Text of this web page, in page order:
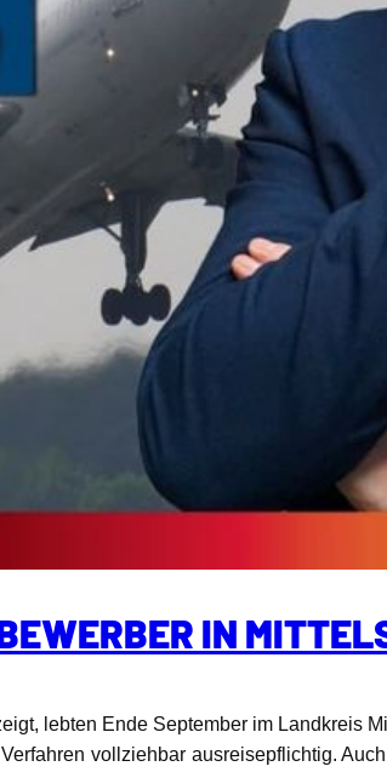
IN
lebten Ende September im Landkreis
vollziehbar ausreisepflichtig.